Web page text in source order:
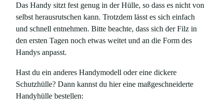
Das Handy sitzt fest genug in der Hülle, so dass es nicht von
selbst herausrutschen kann. Trotzdem lässt es sich einfach
und schnell entnehmen. Bitte beachte, dass sich der Filz in
den ersten Tagen noch etwas weitet und an die Form des
Handys anpasst.
Hast du ein anderes Handymodell oder eine dickere
Schutzhülle? Dann kannst du hier eine maßgeschneiderte
Handyhülle bestellen: